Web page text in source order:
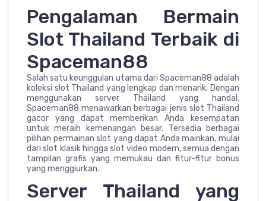
Pengalaman Bermain
Slot Thailand Terbaik di
Spaceman88
Salah satu keunggulan utama dari Spaceman88 adalah
koleksi slot Thailand yang lengkap dan menarik. Dengan
menggunakan server Thailand yang handal,
Spaceman88 menawarkan berbagai jenis slot Thailand
gacor yang dapat memberikan Anda kesempatan
untuk meraih kemenangan besar. Tersedia berbagai
pilihan permainan slot yang dapat Anda mainkan, mulai
dari slot klasik hingga slot video modern, semua dengan
tampilan grafis yang memukau dan fitur-fitur bonus
yang menggiurkan.
Server Thailand yang